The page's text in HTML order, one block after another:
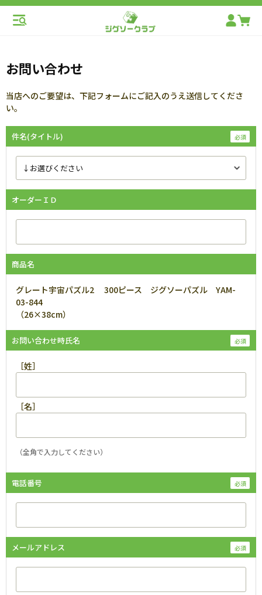
お問い合わせ
当店へのご要望は、下記フォームにご記入のうえ送信してくださ
い。
件名(タイトル)
オーダーＩＤ
商品名
グレート宇宙パズル2 300ピース ジグソーパズル YAM-
03-844
（26×38cm）
お問い合わせ時氏名
［姓］
［名］
（全角で入力してください）
電話番号
メールアドレス